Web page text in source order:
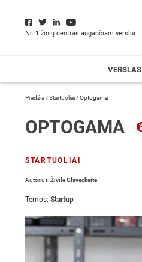
Nr. 1 žinių centras augančiam verslui
VERSLAS
Pradžia /Startuoliai /Optogama
OPTOGAMA
STARTUOLIAI
Autorius:Živilė Glaveckaitė
Temos: Startup